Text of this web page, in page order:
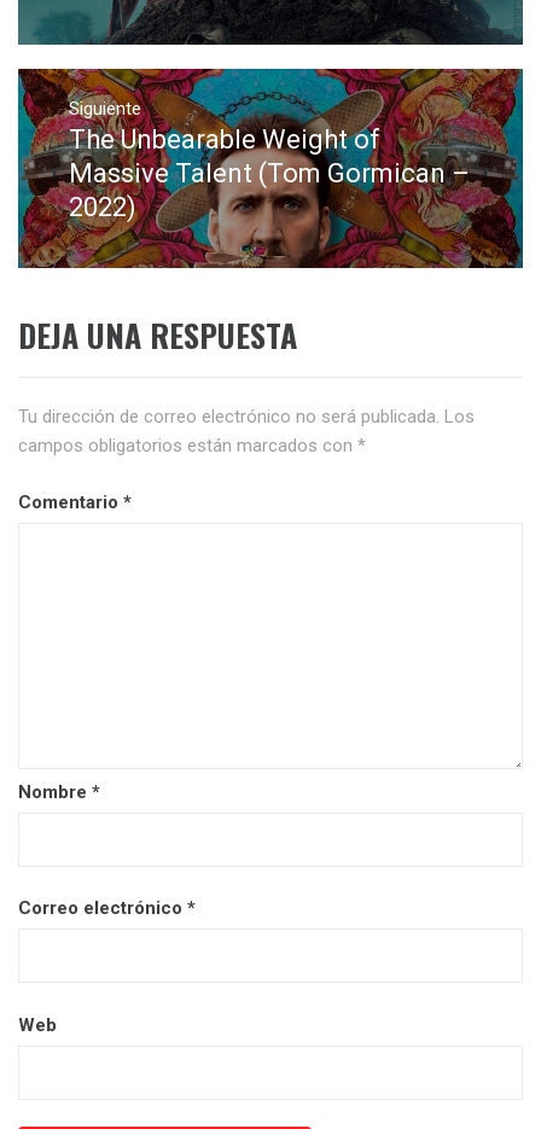
Siguiente
Entrada
siguiente:
The Unbearable Weight of
Massive Talent (Tom Gormican –
2022)
DEJA UNA RESPUESTA
Tu dirección de correo electrónico no será publicada. Los
campos obligatorios están marcados con *
Comentario *
Nombre *
Correo electrónico *
Web